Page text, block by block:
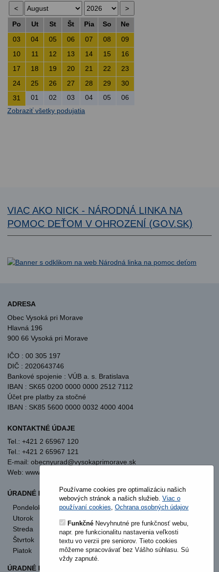
Po Ut St Št Pia So
Ne
03
04 05 06 07 08
09
10
11 12 13 14 15
16
17
18 19 20 21 22
23
24
25 26 27 28 29
30
31
01 02 03 04 05
06
Zobraziť všetky podujatia
VIAC AKO NICK - NÁRODNÁ LINKA NA
POMOC DEŤOM V OHROZENÍ (GOV.SK)
ADRESA
Obec Vysoká pri Morave
Hlavná 196
900 66 Vysoká pri Morave
IČO : 00 305 197
DIČ : 2020643746
Bankové spojenie : VÚB a. s. Bratislava
IBAN : SK65 0200 0000 0000 2512 7112
Účet pre platby za stočné
IBAN : SK85 5600 0000 0032 4000 4004
KONTAKTNÉ ÚDAJE
Tel.: +421 2 65967 120
Tel.: +421 2 65967 121
E-mail: obecnyurad@vysokaprimorave.sk
Web: www.vysokaprimorave.sk
ÚRADNÉ HODINY OBECNÝ ÚRAD
Pondelok
8:00 - 12:00
13:00 - 15:30
Utorok
8:00 - 12:00
Streda
8:00 - 12:00
13:00 - 17:00
Štvrtok
nestránkový deň
Piatok
8:00 - 12:00
ÚRADNÉ HODINY STAVEBNÝ ÚRAD
Používame cookies pre optimalizáciu našich
webových stránok a našich služieb. Viac o
používaní cookies Ochrana osobných údajov
FunkčnéNevyhnutné pre funkčnosť webu,
napr. pre funkcionalitu nastavenia veľkosti
textu vo verzii pre seniorov. Tieto cookies
môžeme spracovávať bez Vášho súhlasu. Sú
vždy zapnuté.